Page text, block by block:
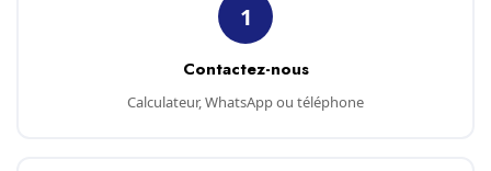
1
Contactez-nous
Calculateur, WhatsApp ou téléphone